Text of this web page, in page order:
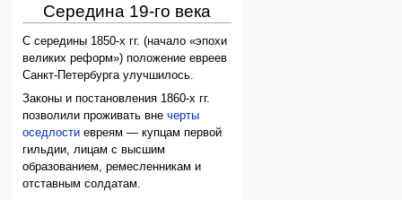
Середина 19-го века
С середины 1850-х гг. (начало «эпохи
великих реформ») положение евреев
Санкт-Петербурга улучшилось.
Законы и постановления 1860-х гг.
позволили проживать внечерты
оседлости евреям — купцам первой
гильдии, лицам с высшим
образованием, ремесленникам и
отставным солдатам.